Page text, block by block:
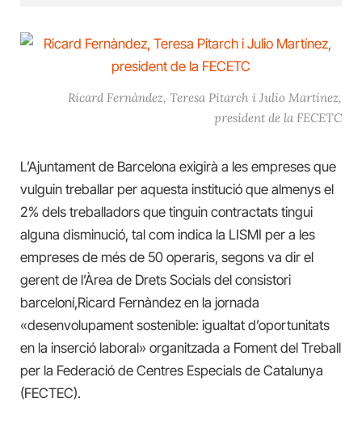
Ricard Fernàndez, Teresa Pitarch i Julio Martínez,
president de la FECETC
L’Ajuntament de Barcelona exigirà a les empreses que
vulguin treballar per aquesta institució que almenys el
2% dels treballadors que tinguin contractats tingui
alguna disminució, tal com indica la LISMI per a les
empreses de més de 50 operaris, segons va dir el
gerent de l’Àrea de Drets Socials del consistori
barceloní,Ricard Fernàndez en la jornada
«desenvolupament sostenible: igualtat d’oportunitats
en la inserció laboral» organitzada a Foment del Treball
per la Federació de Centres Especials de Catalunya
(FECTEC).